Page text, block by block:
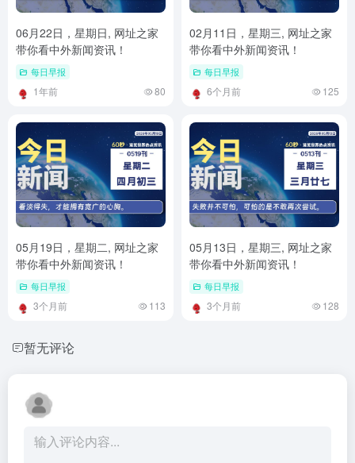
06月22日，星期日, 网址之家
带你看中外新闻资讯！
每日早报
1年前 80
02月11日，星期三, 网址之家
带你看中外新闻资讯！
每日早报
6个月前 125
05月19日，星期二, 网址之家
带你看中外新闻资讯！
每日早报
3个月前 113
05月13日，星期三, 网址之家
带你看中外新闻资讯！
每日早报
3个月前 128
暂无评论